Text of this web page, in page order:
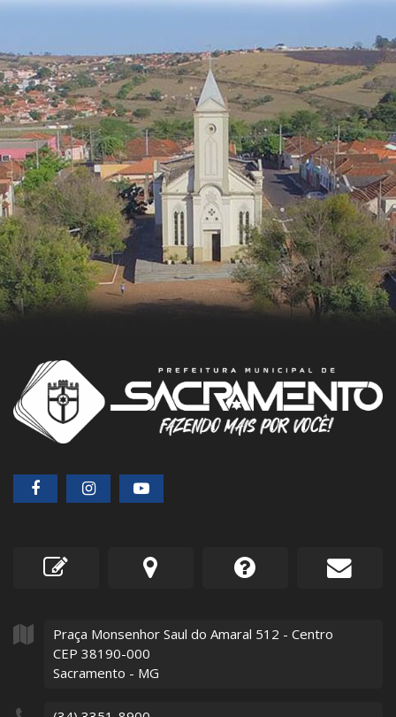
Praça Monsenhor Saul do Amaral 512 - Centro
CEP 38190-000
Sacramento - MG